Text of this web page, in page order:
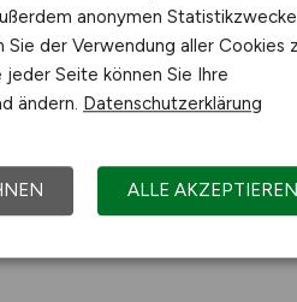
anonymen
der Verwendung aller Cookies
Seite können Sie Ihre
ändern. Datenschutzerklärung
ALLE AKZEPTIEREN